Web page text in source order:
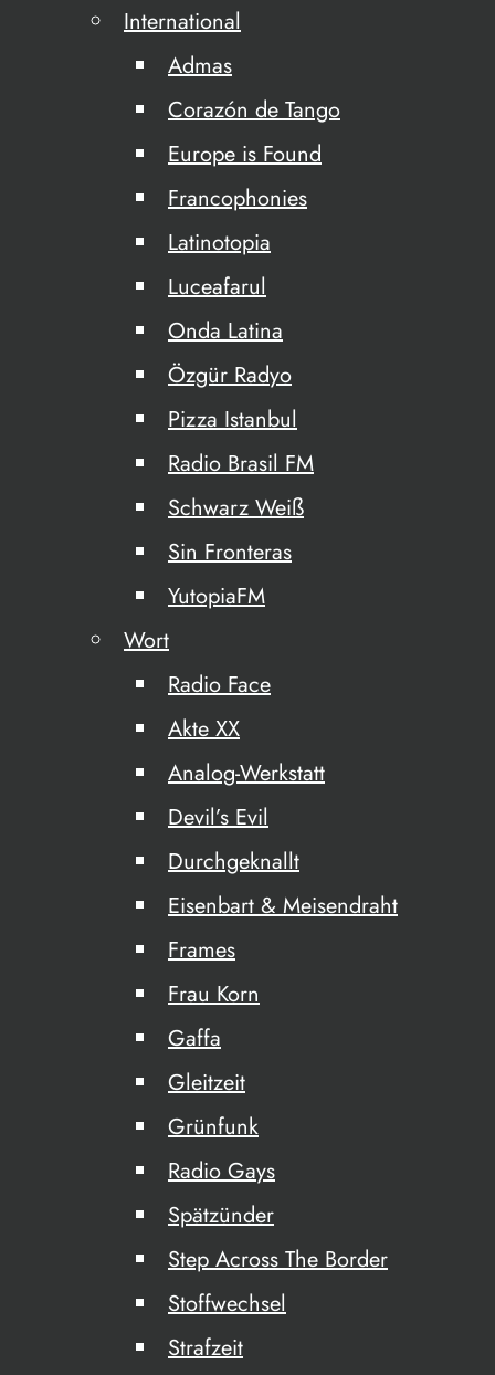
International
Admas
Corazón de Tango
Europe is Found
Francophonies
Latinotopia
Luceafarul
Onda Latina
Özgür Radyo
Pizza Istanbul
Radio Brasil FM
Schwarz Weiß
Sin Fronteras
YutopiaFM
Wort
Radio Face
Akte XX
Analog-Werkstatt
Devil’s Evil
Durchgeknallt
Eisenbart & Meisendraht
Frames
Frau Korn
Gaffa
Gleitzeit
Grünfunk
Radio Gays
Spätzünder
Step Across The Border
Stoffwechsel
Strafzeit